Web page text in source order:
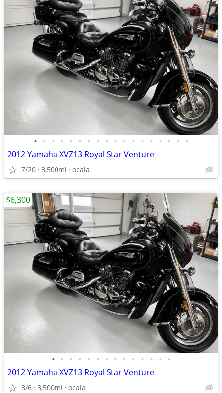
• • • • • • • • • • • • • • • • • •
2012 Yamaha XVZ13 Royal Star Venture
7/20 3,500mi ocala
• • • • • • • • • • • • • •
2012 Yamaha XVZ13 Royal Star Venture
8/6 3,500mi ocala
$6,300